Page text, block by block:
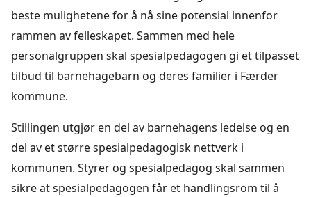
beste mulighetene for å nå sine potensial innenfor
rammen av felleskapet. Sammen med hele
personalgruppen skal spesialpedagogen gi et tilpasset
tilbud til barnehagebarn og deres familier i Færder
kommune.
Stillingen utgjør en del av barnehagens ledelse og en
del av et større spesialpedagogisk nettverk i
kommunen. Styrer og spesialpedagog skal sammen
sikre at spesialpedagogen får et handlingsrom til å